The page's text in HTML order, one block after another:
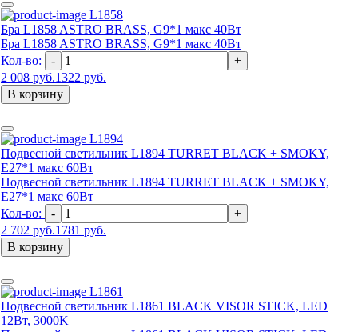
L1858
Бра L1858 ASTRO BRASS, G9*1 макс 40Вт
Бра L1858 ASTRO BRASS, G9*1 макс 40Вт
Кол-во:
-
+
2 008 руб.1322 руб.
В корзину
L1894
Подвесной светильник L1894 TURRET BLACK + SMOKY,
Е27*1 макс 60Вт
Подвесной светильник L1894 TURRET BLACK + SMOKY,
Е27*1 макс 60Вт
Кол-во:
-
+
2 702 руб.1781 руб.
В корзину
L1861
Подвесной светильник L1861 BLACK VISOR STICK, LED
12Вт, 3000K